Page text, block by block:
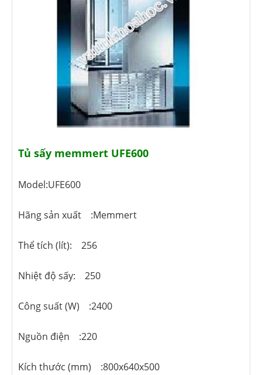
Tủ sấy memmert UFE600
Model:UFE600
Hãng sản xuất :Memmert
Thể tích (lít): 256
Nhiệt độ sấy: 250
Công suất (W) :2400
Nguồn điện :220
Kích thước (mm) :800x640x500